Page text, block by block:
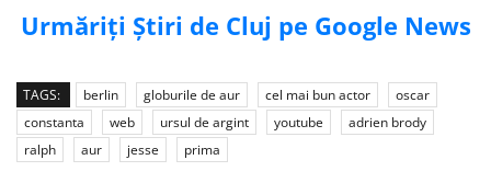
Urmăriți Știri de Cluj pe Google News
TAGS: berlin globurile de aur cel mai bun actor
oscar
constanta
web ursul de argint youtube
adrien brody
ralph
aur jesse prima